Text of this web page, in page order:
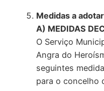
Medidas a adotar
A) MEDIDAS
O Serviço
Angra do
seguintes
para o concelho